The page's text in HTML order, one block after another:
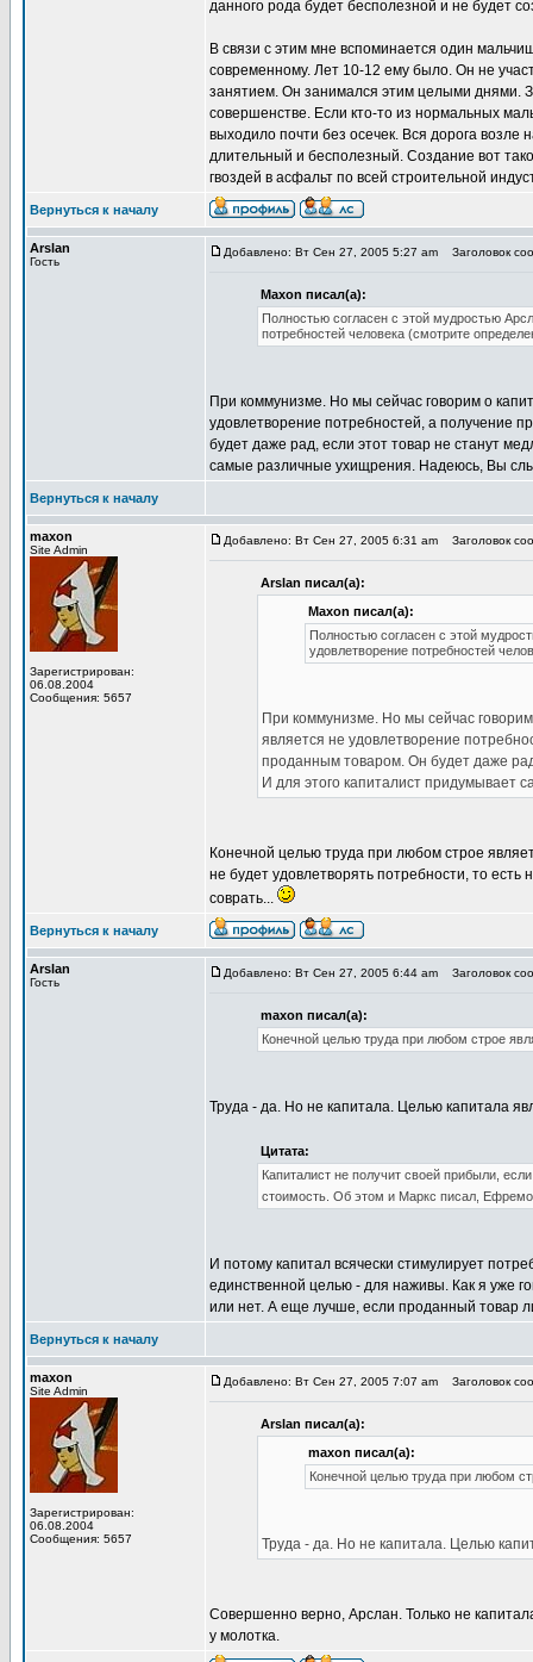
данного рода будет бесполезной и не будет
В связи с этим мне вспоминается один
современному. Лет 10-12 ему было. Он не
занятием. Он занимался этим целыми днями.
совершенстве. Если кто-то из нормальных
выходило почти без осечек. Вся дорога
длительный и бесполезный. Создание вот
гвоздей в асфальт по всей строительной
Вернуться к началу
Arslan
Гость
Добавлено: Вт Сен 27, 2005 5:27 am Заголовок
Maxon писал(а):
Полностью согласен с этой мудростью
потребностей человека (смотрите
При коммунизме. Но мы сейчас говорим о
удовлетворение потребностей, а получение
будет даже рад, если этот товар не станут
самые различные ухищрения. Надеюсь, Вы
Вернуться к началу
maxon
Site Admin
Зарегистрирован:
06.08.2004
Сообщения: 5657
Добавлено: Вт Сен 27, 2005 6:31 am Заголовок
Arslan писал(а):
Maxon писал(а):
Полностью согласен с этой
удовлетворение потребностей
При коммунизме. Но мы сейчас
является не удовлетворение
проданным товаром. Он будет даже
И для этого капиталист
Конечной целью труда при любом строе
не будет удовлетворять потребности, то
соврать...
Вернуться к началу
Arslan
Гость
Добавлено: Вт Сен 27, 2005 6:44 am Заголовок
maxon писал(а):
Конечной целью труда при любом строе
Труда - да. Но не капитала. Целью капитала
Цитата:
Капиталист не получит своей прибыли,
стоимость. Об этом и Маркс писал,
И потому капитал всячески стимулирует
единственной целью - для наживы. Как я уже
или нет. А еще лучше, если проданный товар
Вернуться к началу
maxon
Site Admin
Зарегистрирован:
06.08.2004
Сообщения: 5657
Добавлено: Вт Сен 27, 2005 7:07 am Заголовок
Arslan писал(а):
maxon писал(а):
Конечной целью труда при любом
Труда - да. Но не капитала. Целью
Совершенно верно, Арслан. Только не
у молотка.